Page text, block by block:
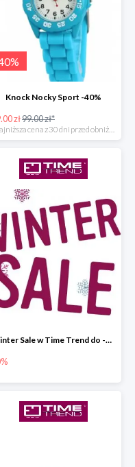
%
Knock Nocky Sport -40%
zł99.00 zł*
Winter Sale w Time Trend do -50%